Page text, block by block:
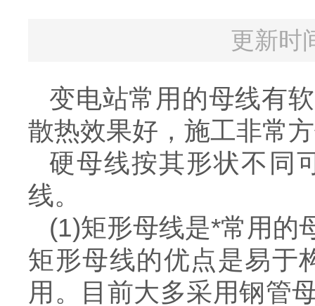
更新时
变电站常用的母线有
散热效果好，施工非常
硬母线按其形状不同
线。
(1)矩形母线是*常用的
矩形母线的优点是易于
用。目前大多采用钢管